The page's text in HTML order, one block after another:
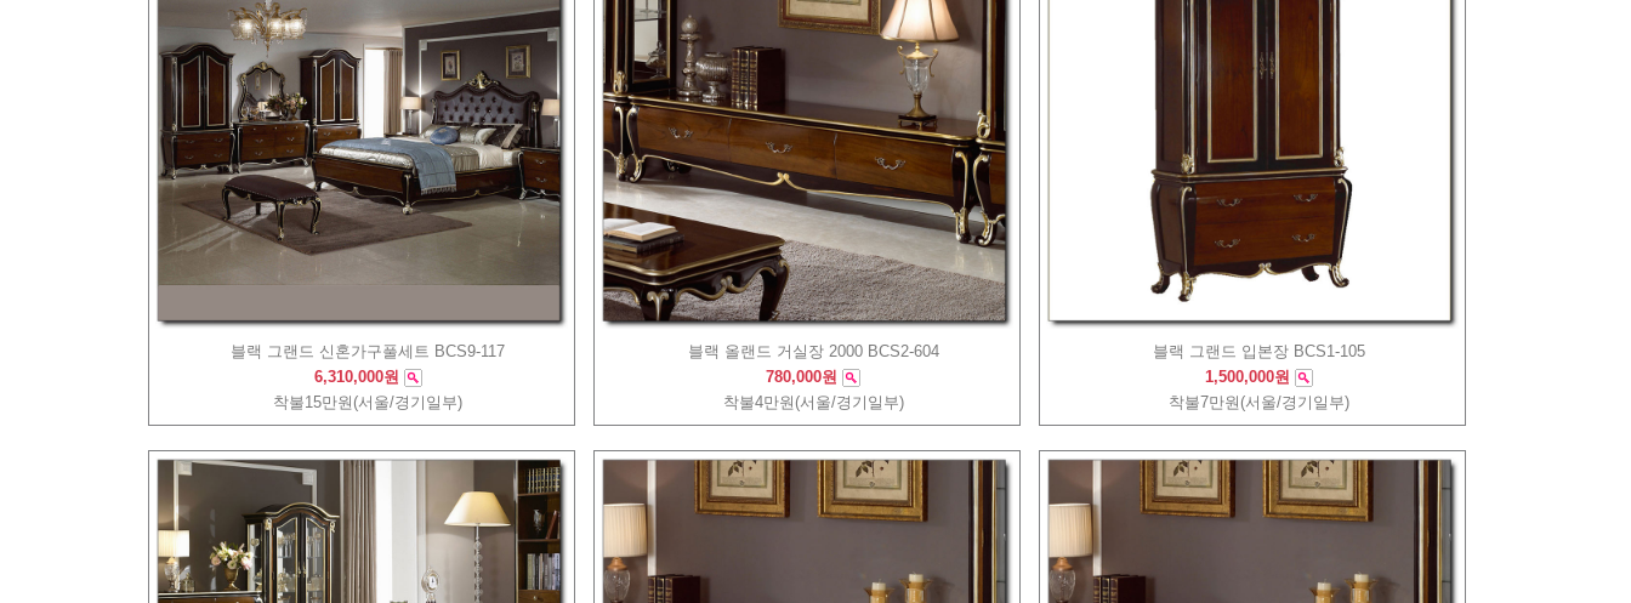
블랙 그랜드 신혼가구풀세트 BCS9-117
6,310,000원
착불15만원(서울/경기일부)
블랙 올랜드 거실장 2000 BCS2-604
780,000원
착불4만원(서울/경기일부)
블랙 그랜드 입본장 BCS1-105
1,500,000원
착불7만원(서울/경기일부)